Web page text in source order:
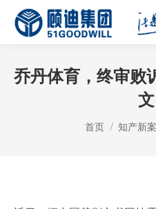
乔丹体育，终审败
文
您在这里：
首页 知产新案